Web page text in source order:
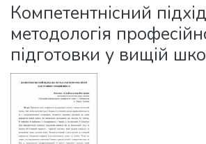
Statistics
Компетентнісний
методологія
підготовки у вищій